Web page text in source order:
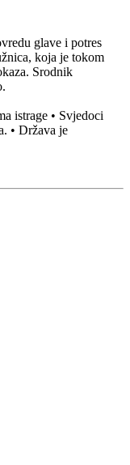
glave i potres
koja je tokom
Srodnik
istrage • Svjedoci
• Država je